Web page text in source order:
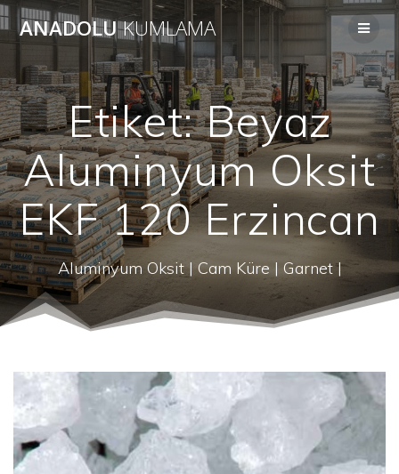
to
content
ANADOLUKUMLAMA
Etiket:Beyaz
Aluminyum Oksit
EKF 120 Erzincan
Aluminyum Oksit | Cam Küre | Garnet |